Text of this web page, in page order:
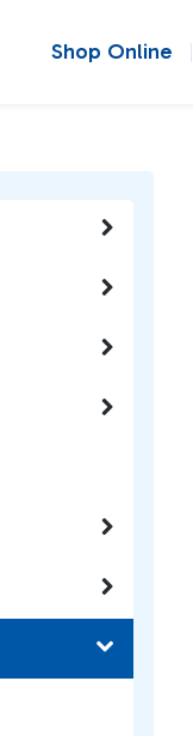
Shop Online